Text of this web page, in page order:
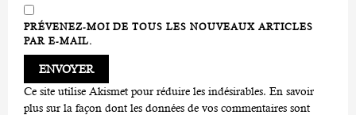
PRÉVENEZ-MOI DE TOUS LES NOUVEAUX ARTICLES
PAR E-MAIL.
Ce site utilise Akismet pour réduire les indésirables. En savoir
plus sur la façon dont les données de vos commentaires sont